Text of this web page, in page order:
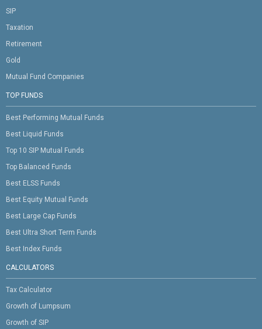
SIP
Taxation
Retirement
Gold
Mutual Fund Companies
TOP FUNDS
Best Performing Mutual Funds
Best Liquid Funds
Top 10 SIP Mutual Funds
Top Balanced Funds
Best ELSS Funds
Best Equity Mutual Funds
Best Large Cap Funds
Best Ultra Short Term Funds
Best Index Funds
CALCULATORS
Tax Calculator
Growth of Lumpsum
Growth of SIP